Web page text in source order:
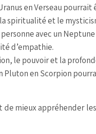
en Verseau
spiritualité et le
avec un
d’empathie.
le pouvoir et la
Pluton en Scorpion
mieux appréhender